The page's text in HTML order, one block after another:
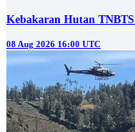
Kebakaran Hutan
08 Aug 2026 16:00 UTC